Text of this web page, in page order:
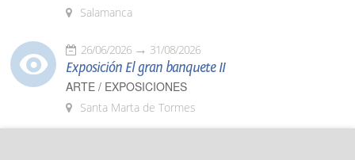
Salamanca
26/06/2026 31/08/2026
Exposición El gran banquete II
ARTE / EXPOSICIONES
Santa Marta de Tormes